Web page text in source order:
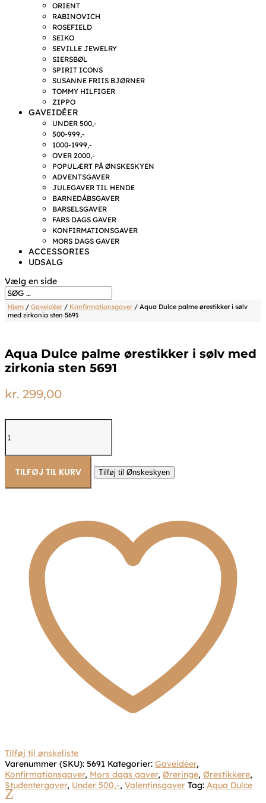
ORIENT
RABINOVICH
ROSEFIELD
SEIKO
SEVILLE JEWELRY
SIERSBØL
SPIRIT ICONS
SUSANNE FRIIS BJØRNER
TOMMY HILFIGER
ZIPPO
GAVEIDÉER
UNDER 500,-
500-999,-
1000-1999,-
OVER 2000,-
POPULÆRT PÅ ØNSKESKYEN
ADVENTSGAVER
JULEGAVER TIL HENDE
BARNEDÅBSGAVER
BARSELSGAVER
FARS DAGS GAVER
KONFIRMATIONSGAVER
MORS DAGS GAVER
ACCESSORIES
UDSALG
Vælg en side
Hjem / Gaveidéer/ Konfirmationsgaver/ Aqua Dulce palme ørestikker i sølv
med zirkonia sten 5691
Aqua Dulce palme ørestikker i sølv med
zirkonia sten 5691
kr. 299,00
Dulce
ørestikker
sølv
med
TILFØJ TIL KURV Tilføj til Ønskeskyen
Tilføj til ønskeliste
Varenummer (SKU): 5691 Kategorier: Gaveidéer,
Konfirmationsgaver, Mors dags gaver, Øreringe, Ørestikkere,
Studentergaver, Under 500,-, Valentinsgaver Tag: Aqua Dulce
Z